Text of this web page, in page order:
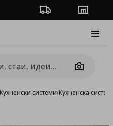
Проследяване на
Camera
Кухненски системи›Кухненска